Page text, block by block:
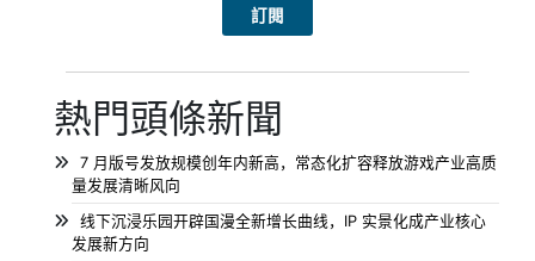
熱門頭條新聞
7 月版号发放规模创年内新高，常态化扩容释放游戏产业高质
量发展清晰风向
线下沉浸乐园开辟国漫全新增长曲线，IP 实景化成产业核心
发展新方向